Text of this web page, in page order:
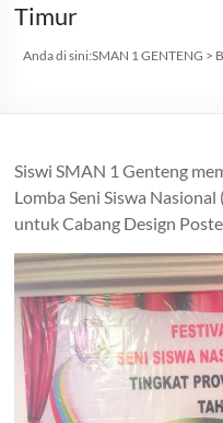
Mangajya
Timur
Anda di sini:SMAN 1 GENTENG >
Siswi SMAN 1 Genteng
Lomba Seni Siswa
untuk Cabang Design